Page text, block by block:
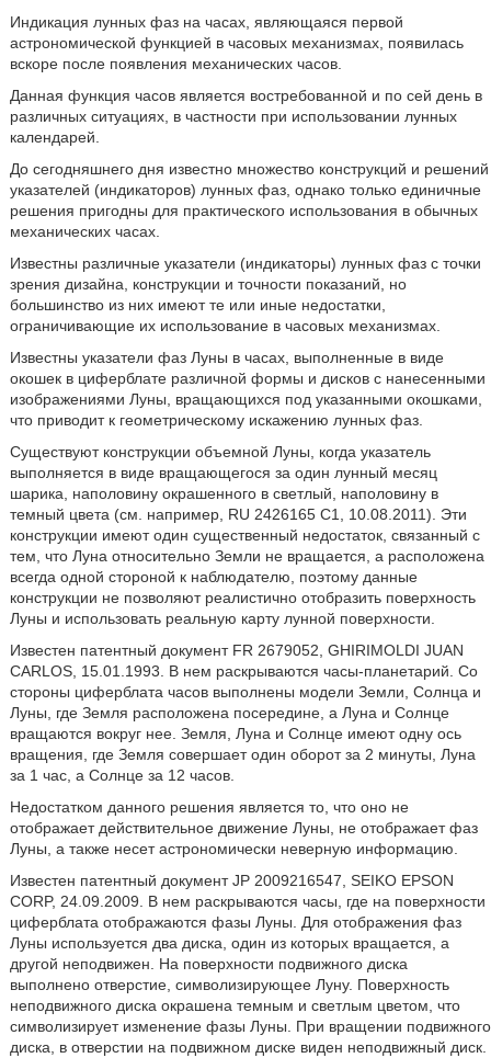
Индикация лунных фаз на часах, являющаяся первой
астрономической функцией в часовых механизмах, появилась
вскоре после появления механических часов.
Данная функция часов является востребованной и по сей день в
различных ситуациях, в частности при использовании лунных
календарей.
До сегодняшнего дня известно множество конструкций и решений
указателей (индикаторов) лунных фаз, однако только единичные
решения пригодны для практического использования в обычных
механических часах.
Известны различные указатели (индикаторы) лунных фаз с точки
зрения дизайна, конструкции и точности показаний, но
большинство из них имеют те или иные недостатки,
ограничивающие их использование в часовых механизмах.
Известны указатели фаз Луны в часах, выполненные в виде
окошек в циферблате различной формы и дисков с нанесенными
изображениями Луны, вращающихся под указанными окошками,
что приводит к геометрическому искажению лунных фаз.
Существуют конструкции объемной Луны, когда указатель
выполняется в виде вращающегося за один лунный месяц
шарика, наполовину окрашенного в светлый, наполовину в
темный цвета (см. например, RU 2426165 C1, 10.08.2011). Эти
конструкции имеют один существенный недостаток, связанный с
тем, что Луна относительно Земли не вращается, а расположена
всегда одной стороной к наблюдателю, поэтому данные
конструкции не позволяют реалистично отобразить поверхность
Луны и использовать реальную карту лунной поверхности.
Известен патентный документ FR 2679052, GHIRIMOLDI JUAN
CARLOS, 15.01.1993. В нем раскрываются часы-планетарий. Со
стороны циферблата часов выполнены модели Земли, Солнца и
Луны, где Земля расположена посередине, а Луна и Солнце
вращаются вокруг нее. Земля, Луна и Солнце имеют одну ось
вращения, где Земля совершает один оборот за 2 минуты, Луна
за 1 час, а Солнце за 12 часов.
Недостатком данного решения является то, что оно не
отображает действительное движение Луны, не отображает фаз
Луны, а также несет астрономически неверную информацию.
Известен патентный документ JP 2009216547, SEIKO EPSON
CORP, 24.09.2009. В нем раскрываются часы, где на поверхности
циферблата отображаются фазы Луны. Для отображения фаз
Луны используется два диска, один из которых вращается, а
другой неподвижен. На поверхности подвижного диска
выполнено отверстие, символизирующее Луну. Поверхность
неподвижного диска окрашена темным и светлым цветом, что
символизирует изменение фазы Луны. При вращении подвижного
диска, в отверстии на подвижном диске виден неподвижный диск.